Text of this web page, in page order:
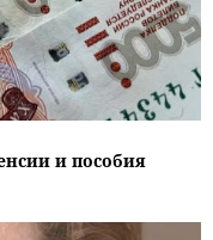
и пособия